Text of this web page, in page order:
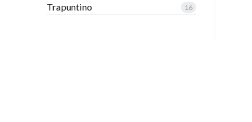
Trapuntino 16